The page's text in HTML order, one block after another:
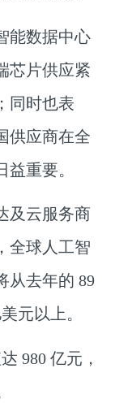
数据中心
芯片供应紧
同时也表
供应商在全
重要。
云服务商
全球人工智
从去年的 89
元以上。
980 亿元，